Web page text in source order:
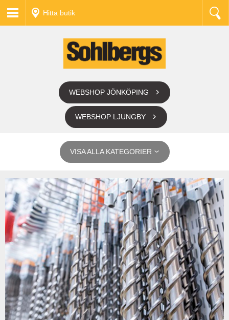
Hitta butik
WEBSHOP JÖNKÖPING
WEBSHOP LJUNGBY
VISA ALLA KATEGORIER